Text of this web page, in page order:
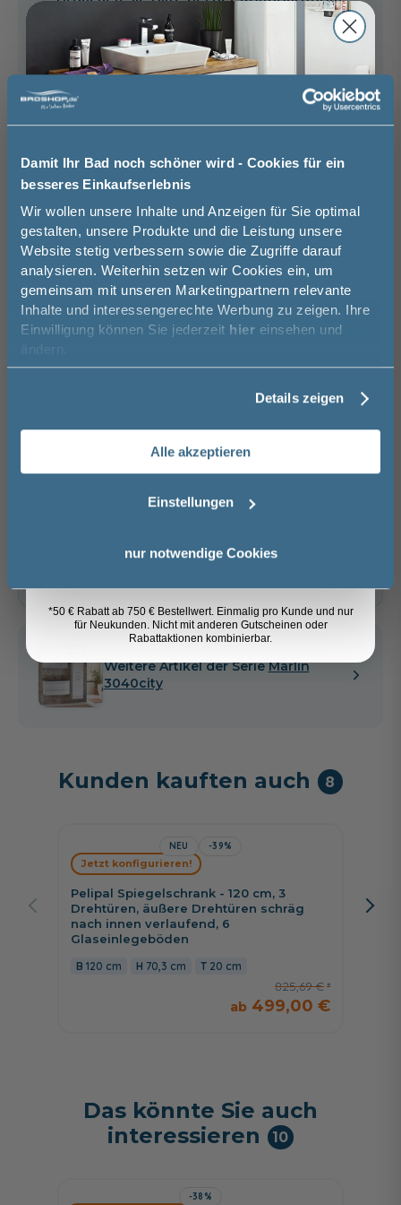
Damit Ihr Bad noch schöner wird - Cookies für ein
besseres Einkaufserlebnis
Wir wollen unsere Inhalte und Anzeigen für Sie optimal
gestalten, unsere Produkte und die Leistung unsere
Website stetig verbessern sowie die Zugriffe darauf
analysieren. Weiterhin setzen wir Cookies ein, um
gemeinsam mit unseren Marketingpartnern relevante
Inhalte und interessengerechte Werbung zu zeigen. Ihre
Einwilligung können Sie jederzeit hier einsehen und
ändern.
Details zeigen
Alle akzeptieren
Einstellungen
nur notwendige Cookies
60,99 €
79,99 €
Wir beraten Sie gern.
03606 / 50 77 70
Basispreis
keine Optionen mit Aufpreis ausgewählt
Gesamtpreis 505,00 €
Versandkostenfrei innerhalb Deutschlands
Versand ins Ausland zzgl.Versandkosten
− +
Artikel merken
i
Spedition
Weitere Artikel der SerieMarlin
3040city
Kunden kauften auch 8
NEU -39%
Pelipal Spiegelschrank - 120 cm, 3
Drehtüren, äußere Drehtüren schräg
nach innen verlaufend, 6
Glaseinlegeböden
120 cm 70,3 cm 20 cm
825,69 €
499,00 €
Jetzt konfigurieren!
3
Das könnte Sie auch
interessieren
10
-38%
Jetzt 50 € sparen!
Melde Sie sich hier zu unserem
Newsletter an und sparen Sie
50€* auf Ihre Bestellung!
Vorname
Email
Anmelden
*50 € Rabatt ab 750 € Bestellwert. Einmalig pro Kunde und nur
für Neukunden. Nicht mit anderen Gutscheinen oder
Rabattaktionen kombinierbar.